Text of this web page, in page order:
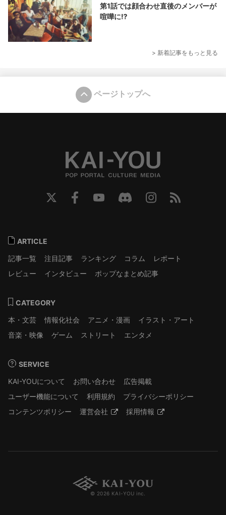
第1話では顔合わせ直後のメンバーが
喧嘩に⁉︎
> 新着記事をもっと見る
ページトップへ
ARTICLE
記事一覧
注目記事 ランキング コラム
レポート
レビュー
インタビュー ポップなまとめ記事
CATEGORY
本・文芸
情報化社会 アニメ・漫画
イラスト・アート
音楽・映像
ゲーム ストリート エンタメ
SERVICE
KAI-YOUについて
お問い合わせ
広告掲載
ユーザー機能について
利用規約
プライバシーポリシー
コンテンツポリシー
運営会社 採用情報
© 2026 KAI-YOU inc.